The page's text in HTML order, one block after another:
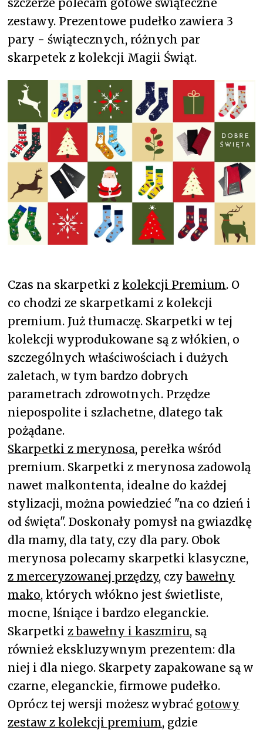
szczerze polecam gotowe świąteczne
zestawy. Prezentowe pudełko zawiera 3
pary - świątecznych, różnych par
skarpetek z kolekcji Magii Świąt.
Czas na skarpetki zkolekcji Premium. O
co chodzi ze skarpetkami z kolekcji
premium. Już tłumaczę. Skarpetki w tej
kolekcji wyprodukowane są z włókien, o
szczególnych właściwościach i dużych
zaletach, w tym bardzo dobrych
parametrach zdrowotnych. Przędze
niepospolite i szlachetne, dlatego tak
pożądane.
Skarpetki z merynosa, perełka wśród
premium. Skarpetki z merynosa zadowolą
nawet malkontenta, idealne do każdej
stylizacji, można powiedzieć "na co dzień i
od święta". Doskonały pomysł na gwiazdkę
dla mamy, dla taty, czy dla pary. Obok
merynosa polecamy skarpetki klasyczne,
z merceryzowanej przędzy, czybawełny
mako, których włókno jest świetliste,
mocne, lśniące i bardzo eleganckie.
Skarpetkiz bawełny i kaszmiru, są
również ekskluzywnym prezentem: dla
niej i dla niego. Skarpety zapakowane są w
czarne, eleganckie, firmowe pudełko.
Oprócz tej wersji możesz wybrać gotowy
zestaw z kolekcji premium, gdzie